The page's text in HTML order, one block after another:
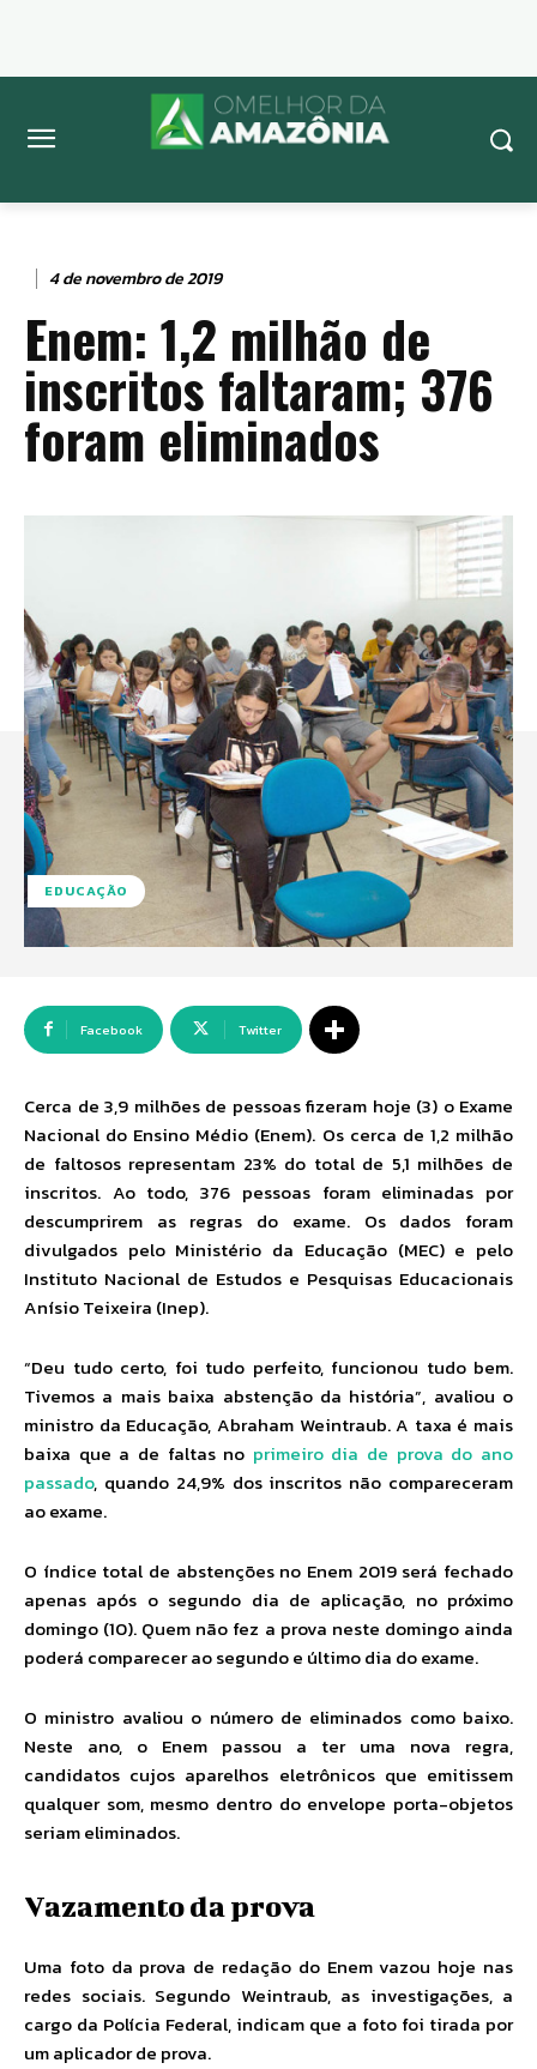
4 de novembro de 2019
Enem: 1,2 milhão de
inscritos faltaram; 376
foram eliminados
EDUCAÇÃO
Facebook Twitter
Cerca de 3,9 milhões de pessoas fizeram hoje (3) o Exame
Nacional do Ensino Médio (Enem). Os cerca de 1,2 milhão
de faltosos representam 23% do total de 5,1 milhões de
inscritos. Ao todo, 376 pessoas foram eliminadas por
descumprirem as regras do exame. Os dados foram
divulgados pelo Ministério da Educação (MEC) e pelo
Instituto Nacional de Estudos e Pesquisas Educacionais
Anísio Teixeira (Inep).
“Deu tudo certo, foi tudo perfeito, funcionou tudo bem.
Tivemos a mais baixa abstenção da história”, avaliou o
ministro da Educação, Abraham Weintraub. A taxa é mais
baixa que a de faltas no primeiro dia de prova do ano
passado, quando 24,9% dos inscritos não compareceram
ao exame.
O índice total de abstenções no Enem 2019 será fechado
apenas após o segundo dia de aplicação, no próximo
domingo (10). Quem não fez a prova neste domingo ainda
poderá comparecer ao segundo e último dia do exame.
O ministro avaliou o número de eliminados como baixo.
Neste ano, o Enem passou a ter uma nova regra,
candidatos cujos aparelhos eletrônicos que emitissem
qualquer som, mesmo dentro do envelope porta-objetos
seriam eliminados.
Vazamento da prova
Uma foto da prova de redação do Enem vazou hoje nas
redes sociais. Segundo Weintraub, as investigações, a
cargo da Polícia Federal, indicam que a foto foi tirada por
um aplicador de prova.